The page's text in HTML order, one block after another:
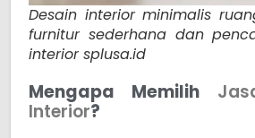
Desain interior minimalis
furnitur sederhana dan
interior splusa.id
Mengapa Memilih
Interior?